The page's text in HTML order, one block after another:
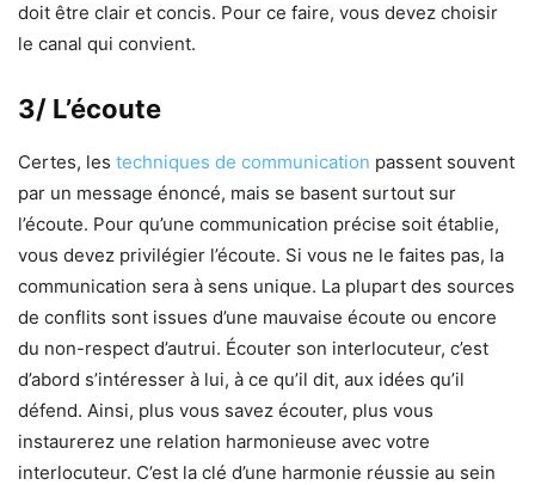
doit être clair et concis. Pour ce faire, vous devez choisir
le canal qui convient.
3/ L’écoute
Certes, les techniques de communication passent souvent
par un message énoncé, mais se basent surtout sur
l’écoute. Pour qu’une communication précise soit établie,
vous devez privilégier l’écoute. Si vous ne le faites pas, la
communication sera à sens unique. La plupart des sources
de conflits sont issues d’une mauvaise écoute ou encore
du non-respect d’autrui. Écouter son interlocuteur, c’est
d’abord s’intéresser à lui, à ce qu’il dit, aux idées qu’il
défend. Ainsi, plus vous savez écouter, plus vous
instaurerez une relation harmonieuse avec votre
interlocuteur. C’est la clé d’une harmonie réussie au sein